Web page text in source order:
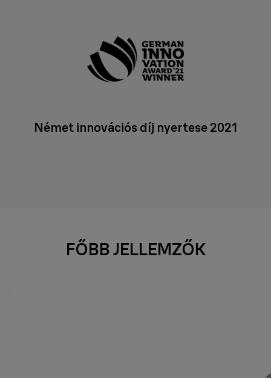
Német innovációs díj nyertese 2021
FŐBB JELLEMZŐK